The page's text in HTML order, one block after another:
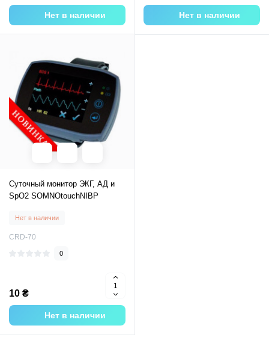
Нет в наличии Нет в наличии
Суточный монитор ЭКГ, АД и
SpO2 SOMNOtouchNIBP
Нет в наличии
CRD-70
0
10 ₴
Нет в наличии